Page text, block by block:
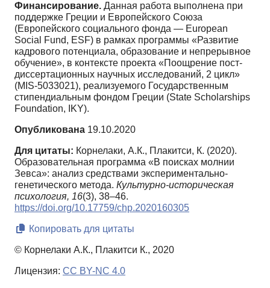
Финансирование. Данная работа выполнена при
поддержке Греции и Европейского Союза
(Европейского социального фонда — European
Social Fund, ESF) в рамках программы «Развитие
кадрового потенциала, образование и непрерывное
обучение», в контексте проекта «Поощрение пост-
диссертационных научных исследований, 2 цикл»
(MIS-5033021), реализуемого Государственным
стипендиальным фондом Греции (State Scholarships
Foundation, ΙΚΥ).
Опубликована 19.10.2020
Для цитаты: Корнелаки, А.К., Плакитси, К. (2020).
Образовательная программа «В поисках молнии
Зевса»: анализ средствами экспериментально-
генетического метода. Культурно-историческая
психология, 16(3), 38–46.
https://doi.org/10.17759/chp.2020160305
Копировать для цитаты
© Корнелаки А.К., Плакитси К., 2020
Лицензия: CC BY-NC 4.0